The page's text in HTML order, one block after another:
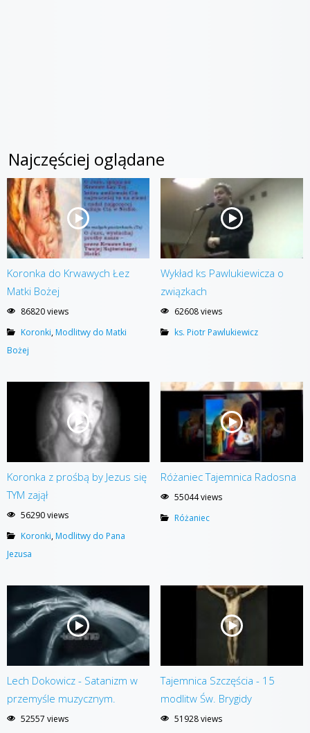
Najczęściej oglądane
Koronka do Krwawych Łez
Matki Bożej
86820 views
Koronki,Modlitwy do Matki
Bożej
Wykład ks Pawlukiewicza o
związkach
62608 views
ks. Piotr Pawlukiewicz
Koronka z prośbą by Jezus się
TYM zajął
56290 views
Koronki,Modlitwy do Pana
Jezusa
Różaniec Tajemnica Radosna
55044 views
Różaniec
Lech Dokowicz - Satanizm w
przemyśle muzycznym.
52557 views
Tajemnica Szczęścia - 15
modlitw Św. Brygidy
51928 views